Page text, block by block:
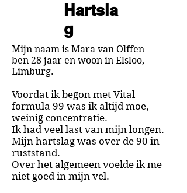
Hartsla
g
Mijn naam is Mara van Olffen
ben 28 jaar en woon in Elsloo,
Limburg.
Voordat ik begon met Vital
formula 99 was ik altijd moe,
weinig concentratie.
Ik had veel last van mijn longen.
Mijn hartslag was over de 90 in
ruststand.
Over het algemeen voelde ik me
niet goed in mijn vel.